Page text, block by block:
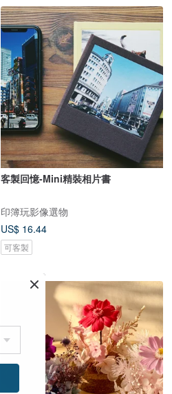
客製回憶-Mini精裝相片書
印簿玩影像選物
US$ 16.44
可客製